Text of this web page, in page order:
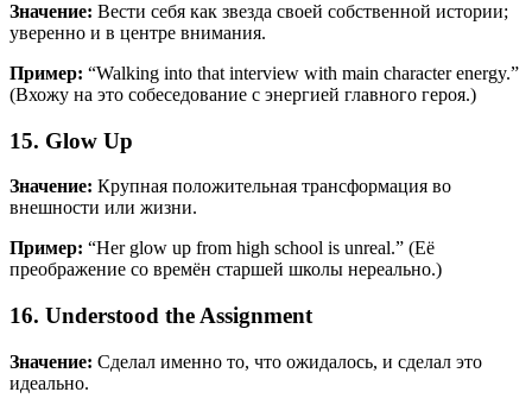
Значение: Вести себя как звезда своей собственной истории;
уверенно и в центре внимания.
Пример: “Walking into that interview with main character energy.”
(Вхожу на это собеседование с энергией главного героя.)
15. Glow Up
Значение: Крупная положительная трансформация во
внешности или жизни.
Пример: “Her glow up from high school is unreal.” (Её
преображение со времён старшей школы нереально.)
16. Understood the Assignment
Значение: Сделал именно то, что ожидалось, и сделал это
идеально.